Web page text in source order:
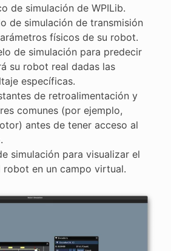
de simulación de WPILib.
de simulación de transmisión
físicos de su robot.
de simulación para predecir
su robot real dadas las
específicas.
de retroalimentación y
comunes (por ejemplo,
antes de tener acceso al
simulación para visualizar el
robot en un campo virtual.